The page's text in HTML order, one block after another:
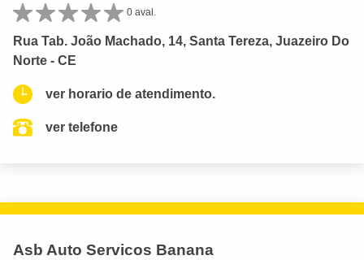
0 aval.
Rua Tab. João Machado, 14, Santa Tereza, Juazeiro Do
Norte - CE
ver horario de atendimento.
ver telefone
Asb Auto Servicos Banana